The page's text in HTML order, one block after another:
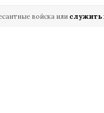
войска или